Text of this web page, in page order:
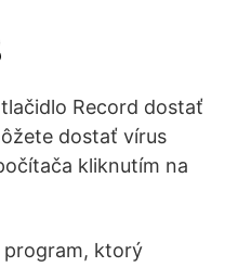
Record dostať
dostať vírus
kliknutím na
program, ktorý